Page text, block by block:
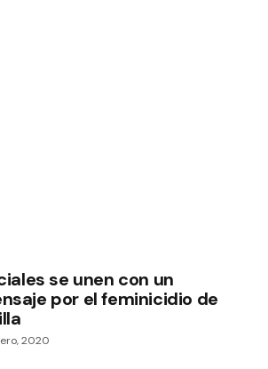
se unen con un
por el feminicidio de
2020